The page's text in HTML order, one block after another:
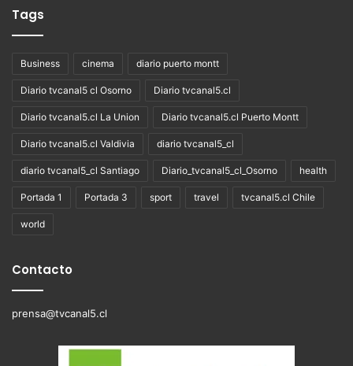
Tags
Business cinema diario puerto montt
Diario tvcanal5 cl Osorno Diario tvcanal5.cl
Diario tvcanal5.cl La Union Diario tvcanal5.cl Puerto Montt
Diario tvcanal5.cl Valdivia diario tvcanal5_cl
diario tvcanal5_cl Santiago Diario_tvcanal5_cl_Osorno health
Portada 1 Portada 3 sport travel tvcanal5.cl Chile
world
Contacto
prensa@tvcanal5.cl